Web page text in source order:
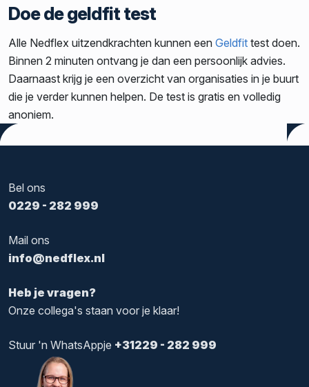
Doe de geldfit test
Alle Nedflex uitzendkrachten kunnen een Geldfit test doen.
Binnen 2 minuten ontvang je dan een persoonlijk advies.
Daarnaast krijg je een overzicht van organisaties in je buurt
die je verder kunnen helpen. De test is gratis en volledig
anoniem.
Heb je vragen?
Onze collega's staan voor je klaar!
Bel ons
0229 - 282 999
Mail ons
info@nedflex.nl
Stuur 'n WhatsAppje +31229 - 282 999